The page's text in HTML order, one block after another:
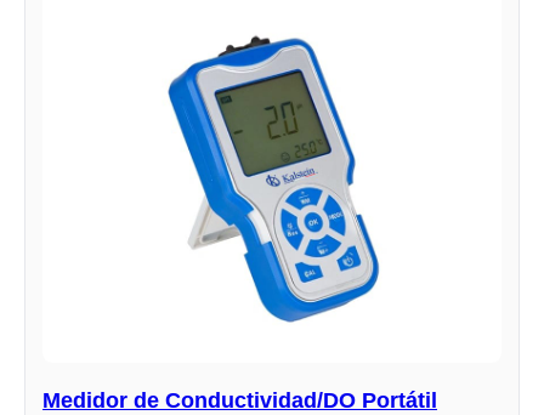
Medidor de Conductividad/DO Portátil